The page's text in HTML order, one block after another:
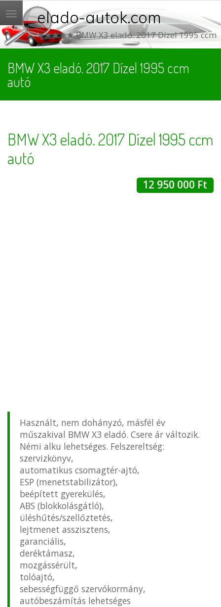
Menü elado-autok.com
★★★★★ BMW X3 eladó. 2017 Dízel 1995 ccm
BMW X3 eladó. 2017 Dízel 1995 ccm
autó
BMW X3 eladó. 2017 Dízel 1995 ccm
autó
12 950 000 Ft
Használt, nem dohányzó, másfél év
műszakival BMW X3 eladó. Csere ár változik.
Némi alku lehetséges. Felszereltség:
szervizkönyv,
automatikus csomagtér-ajtó,
ESP (menetstabilizátor),
beépített gyerekülés,
ABS (blokkolásgátló),
üléshűtés/szellőztetés,
lejtmenet asszisztens,
garanciális,
deréktámasz,
mozgássérült,
tolóajtó,
sebességfüggő szervókormány,
autóbeszámítás lehetséges